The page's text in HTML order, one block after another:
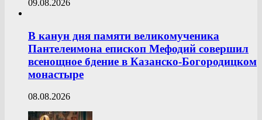
09.08.2026
В канун дня памяти великомученика
Пантелеимона епископ Мефодий совершил
всенощное бдение в Казанско-Богородицком
монастыре
08.08.2026